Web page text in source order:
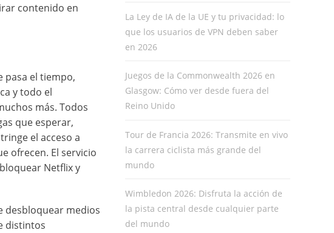
contenido en
pasa el tiempo,
y todo el
más. Todos
que esperar,
el acceso a
ofrecen. El servicio
Netflix y
desbloquear medios
distintos
La Ley de IA de la UE y tu privacidad: lo
que los usuarios de VPN deben saber
en 2026
Juegos de la Commonwealth 2026 en
Glasgow: Cómo ver desde fuera del
Reino Unido
Tour de Francia 2026: Transmite en vivo
la carrera ciclista más grande del
mundo
Wimbledon 2026: Disfruta la acción de
la pista central desde cualquier parte
del mundo